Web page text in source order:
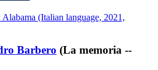
(Italian language, 2021,
Barbero (La memoria --